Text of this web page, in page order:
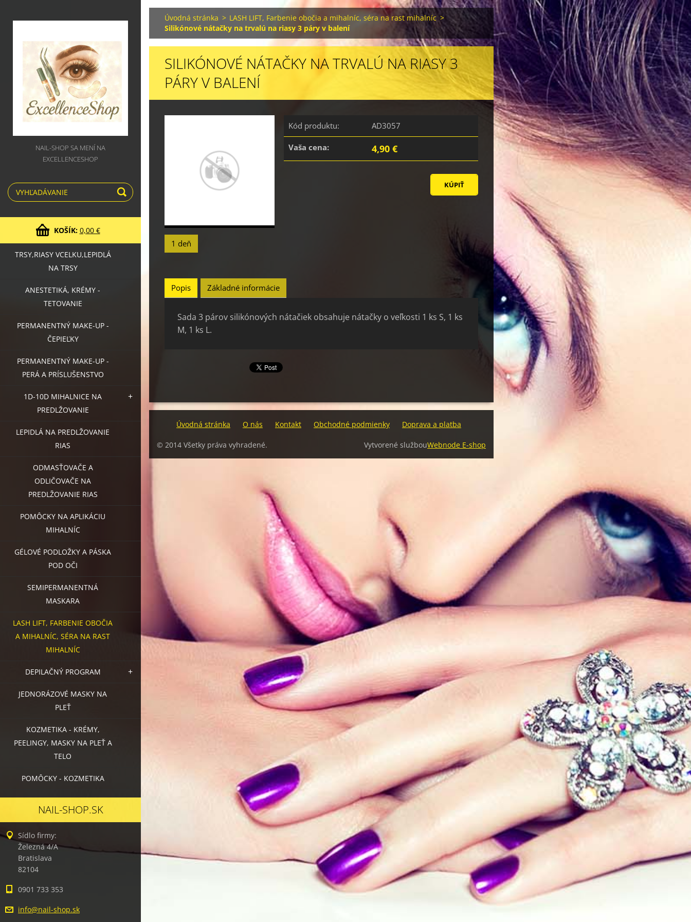
NAIL-SHOP SA MENÍ NA
EXCELLENCESHOP
KOŠÍK: 0,00 €
TRSY,RIASY VCELKU,LEPIDLÁ
NA TRSY
ANESTETIKÁ, KRÉMY -
TETOVANIE
PERMANENTNÝ MAKE-UP -
ČEPIEĽKY
PERMANENTNÝ MAKE-UP -
PERÁ A PRÍSLUŠENSTVO
1D-10D MIHALNICE NA
PREDLŽOVANIE
LEPIDLÁ NA PREDLŽOVANIE
RIAS
ODMASŤOVAČE A
ODLIČOVAČE NA
PREDLŽOVANIE RIAS
POMÔCKY NA APLIKÁCIU
MIHALNÍC
GÉLOVÉ PODLOŽKY A PÁSKA
POD OČI
SEMIPERMANENTNÁ
MASKARA
LASH LIFT, FARBENIE OBOČIA
A MIHALNÍC, SÉRA NA RAST
MIHALNÍC
DEPILAČNÝ PROGRAM
JEDNORÁZOVÉ MASKY NA
PLEŤ
KOZMETIKA - KRÉMY,
PEELINGY, MASKY NA PLEŤ A
TELO
POMÔCKY - KOZMETIKA
NAIL-SHOP.SK
Sídlo firmy:
Železná 4/A
Bratislava
82104
0901 733 353
info@nail-shop.sk
Úvodná stránka > LASH LIFT, Farbenie obočia a mihalníc, séra na rast mihalníc >
Silikónové nátačky na trvalú na riasy 3 páry v balení
SILIKÓNOVÉ NÁTAČKY NA TRVALÚ NA RIASY 3
PÁRY V BALENÍ
1 deň
Kód produktu: AD3057
Vaša cena: 4,90 €
Popis Základné informácie
Sada 3 párov silikónových nátačiek obsahuje nátačky o veľkosti 1 ks S, 1 ks
M, 1 ks L.
Úvodná stránka O nás Kontakt Obchodné podmienky Doprava a platba
© 2014 Všetky práva vyhradené. Vytvorené službouWebnode E-shop